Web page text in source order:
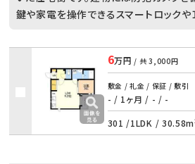
鍵や家電を操作できるスマートロックや
6万円 / 共3,000円
敷金 / 礼金 / 保証 / 敷引
- / 1ヶ月 / - / -
301 /1LDK /